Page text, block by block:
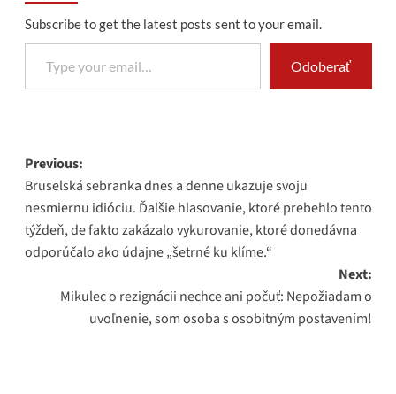
Subscribe to get the latest posts sent to your email.
Type your email…
Odoberať
Post
navigation
Previous:
Bruselská sebranka dnes a denne ukazuje svoju
nesmiernu idióciu. Ďalšie hlasovanie, ktoré prebehlo tento
týždeň, de fakto zakázalo vykurovanie, ktoré donedávna
odporúčalo ako údajne „šetrné ku klíme.“
Next:
Mikulec o rezignácii nechce ani počuť: Nepožiadam o
uvoľnenie, som osoba s osobitným postavením!